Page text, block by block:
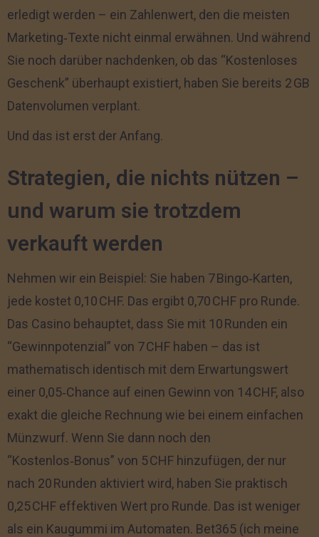
erledigt werden – ein Zahlenwert, den die meisten
Marketing‑Texte nicht einmal erwähnen. Und während
Sie noch darüber nachdenken, ob das “Kostenloses
Geschenk” überhaupt existiert, haben Sie bereits 2 GB
Datenvolumen verplant.
Und das ist erst der Anfang.
Strategien, die nichts nützen –
und warum sie trotzdem
verkauft werden
Nehmen wir ein Beispiel: Sie haben 7 Bingo‑Karten,
jede kostet 0,10 CHF. Das ergibt 0,70 CHF pro Runde.
Das Casino behauptet, dass Sie mit 10 Runden ein
“Gewinnpotenzial” von 7 CHF haben – das ist
mathematisch identisch mit dem Erwartungswert
einer 0,05‑Chance auf einen Gewinn von 14 CHF, also
exakt die gleiche Rechnung wie bei einem einfachen
Münzwurf. Wenn Sie dann noch den
“Kostenlos‑Bonus” von 5 CHF hinzufügen, der nur
nach 20 Runden aktiviert wird, haben Sie praktisch
0,25 CHF effektiven Wert pro Runde. Das ist weniger
als ein Kaugummi im Automaten. Bet365 (ich meine